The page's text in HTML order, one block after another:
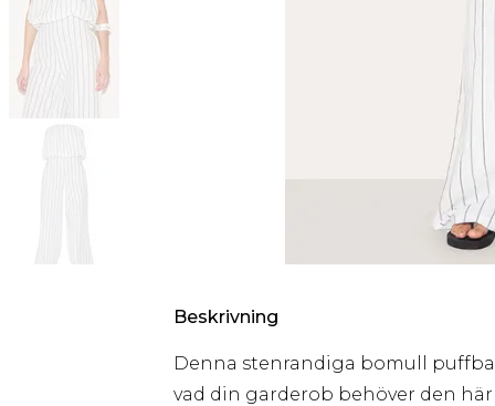
Beskrivning
Denna stenrandiga bomull
vad din garderob behöver den